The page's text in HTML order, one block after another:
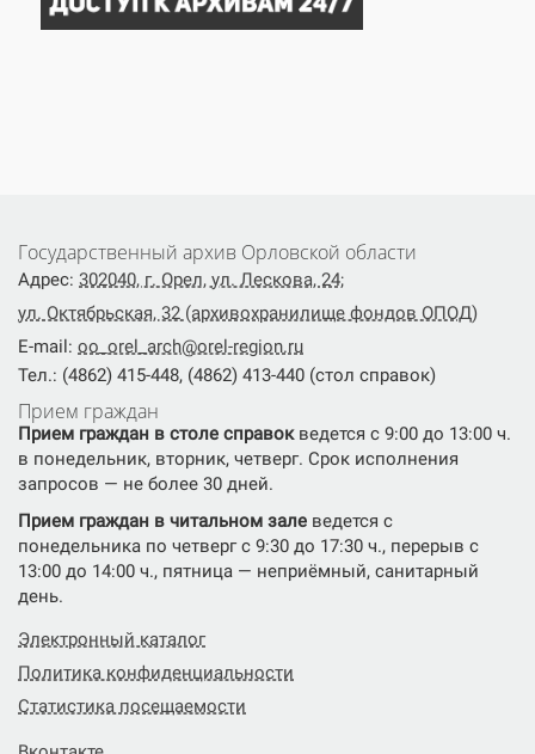
Государственный архив Орловской области
Адрес: 302040, г. Орел, ул. Лескова, 24;
ул. Октябрьская, 32 (архивохранилище фондов ОПОД)
E-mail: oo_orel_arch@orel-region.ru
Тел.: (4862) 415-448, (4862) 413-440 (стол справок)
Прием граждан
Прием граждан в столе справокведется с 9:00 до 13:00 ч.
в понедельник, вторник, четверг. Срок исполнения
запросов — не более 30 дней.
Прием граждан в читальном зале ведется с
понедельника по четверг с 9:30 до 17:30 ч., перерыв с
13:00 до 14:00 ч., пятница — неприёмный, санитарный
день.
Электронный каталог
Политика конфиденциальности
Статистика посещаемости